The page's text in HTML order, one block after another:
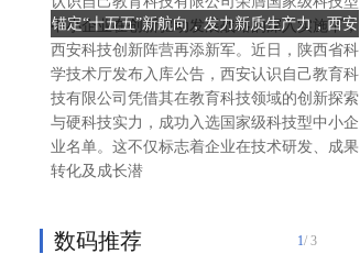
锚定“十五五”新航向，发力新质生产力，西安
认识自己教育科技有限公司荣膺国家级科技型
中小企业
中小企业在创新驱动发展战略的深入实施下，
西安科技创新阵营再添新军。近日，陕西省科
学技术厅发布入库公告，西安认识自己教育科
技有限公司凭借其在教育科技领域的创新探索
与硬科技实力，成功入选国家级科技型中小企
业名单。这不仅标志着企业在技术研发、成果
转化及成长潜
数码推荐 1/ 3